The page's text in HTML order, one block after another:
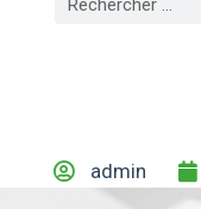
admin